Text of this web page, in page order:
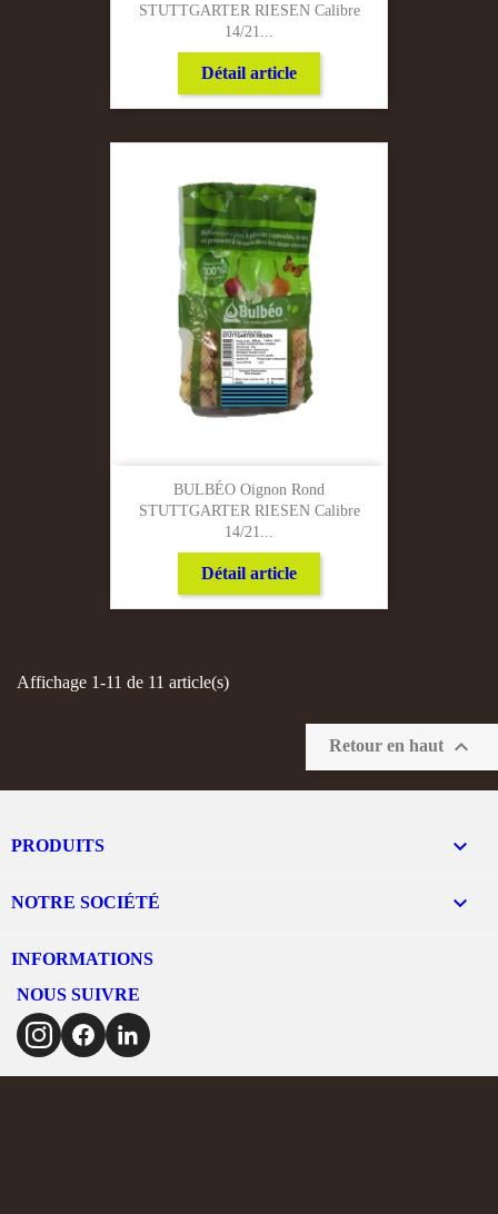
STUTTGARTER RIESEN Calibre
14/21...
Détail article
BULBÉO Oignon Rond
STUTTGARTER RIESEN Calibre
14/21...
Détail article
Affichage 1-11 de 11 article(s)
Retour en haut 
PRODUITS 
NOTRE SOCIÉTÉ 
INFORMATIONS
NOUS SUIVRE